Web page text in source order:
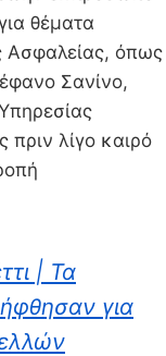
θέματα
Ασφαλείας, όπως
Σανίνο,
λίγο καιρό
| Τα
για